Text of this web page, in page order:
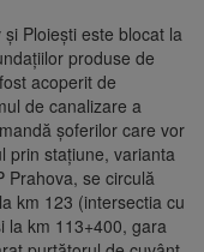
Ploiești este blocat la
produse de
acoperit de
de canalizare a
șoferilor care vor
prin stațiune, varianta
Prahova, se circulă
km 123 (intersectia cu
la km 113+400, gara